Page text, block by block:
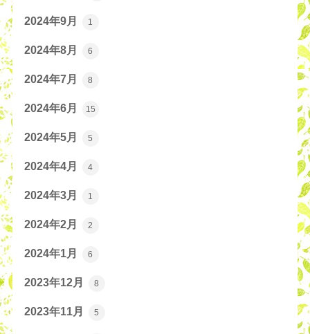
2024年9月 1
2024年8月 6
2024年7月 8
2024年6月 15
2024年5月 5
2024年4月 4
2024年3月 1
2024年2月 2
2024年1月 6
2023年12月 8
2023年11月 5